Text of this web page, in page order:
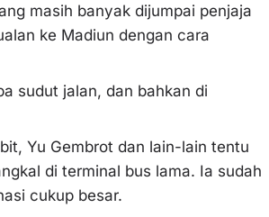
masih banyak dijumpai penjaja
ke Madiun dengan cara
sudut jalan, dan bahkan di
Yu Gembrot dan lain-lain tentu
di terminal bus lama. Ia sudah
cukup besar.